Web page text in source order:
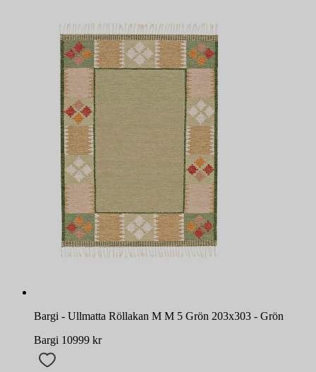
Bargi - Ullmatta Röllakan M M 5 Grön 203x303 - Grön
Bargi 10999 kr